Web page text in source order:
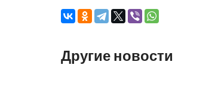
Другие новости